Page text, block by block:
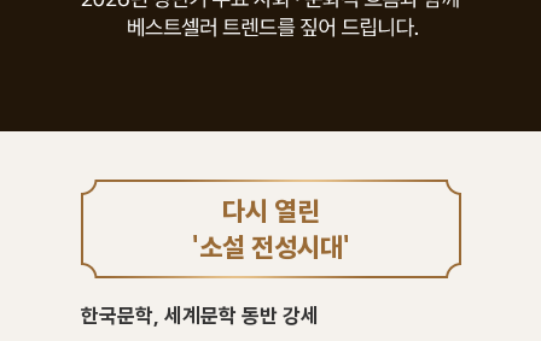
다시 열린
'소설 전성시대'
한국문학, 세계문학 동반 강세